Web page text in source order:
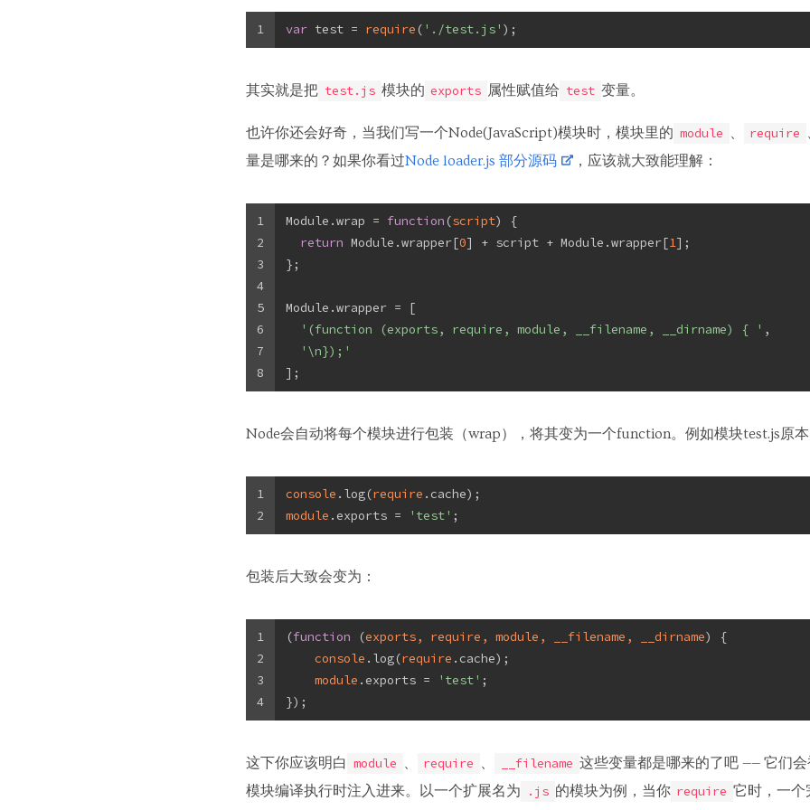
1 var test = require ( './test.js' );
其实就是把 test.js 模块的 exports 属性赋值给 test 变量。
也许你还会好奇，当我们写一个Node(JavaScript)模块时，模块里的 module 、 require
量是哪来的？如果你看过Node loader.js 部分源码 ，应该就大致能理解：
1
2
3
4
5
6
7
8
Module.wrap = function (script)
{
return Module.wrapper[0] + script + Module.wrapper[1];
};
Module.wrapper = [
'(function (exports, require, module, __filename, __dirname) { ' ,
'\n});'
];
Node会自动将每个模块进行包装（wrap），将其变为一个function。例如模块test.js原本
1
2
console .log(require .cache);
module .exports = 'test' ;
包装后大致会变为：
1
2
3
4
(function (exports, require, module, __filename, __dirname)
{
console .log(require .cache);
module .exports = 'test' ;
});
这下你应该明白 module 、 require 、 __filename 这些变量都是哪来的了吧 —— 它们
模块编译执行时注入进来。以一个扩展名为
.js 的模块为例，当你 require 它时，一个